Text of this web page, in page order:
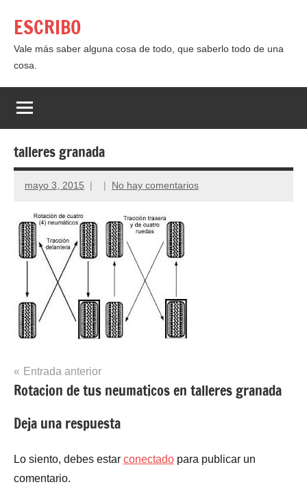
contenido
ESCRIBO
Vale más saber alguna cosa de todo, que saberlo todo de una
cosa.
talleres granada
mayo 3, 2015 No hay comentarios
Navegación
de
entradas
Entrada anterior
Rotacion de tus neumaticos en talleres granada
Deja una respuesta
Lo siento, debes estar conectado para publicar un
comentario.